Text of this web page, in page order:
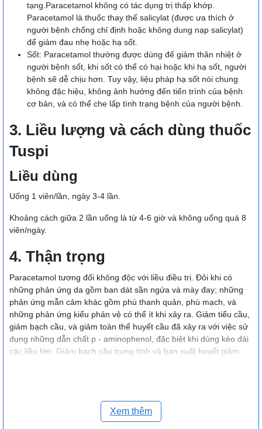
tạng.Paracetamol không có tác dụng trị thấp khớp.
Paracetamol là thuốc thay thế salicylat (được ưa thích ở
người bệnh chống chỉ định hoặc không dung nạp salicylat)
để giảm đau nhẹ hoặc hạ sốt.
Sốt: Paracetamol thường được dùng để giảm thân nhiệt ở
người bệnh sốt, khi sốt có thể có hại hoặc khi hạ sốt, người
bệnh sẽ dễ chịu hơn. Tuy vậy, liệu pháp hạ sốt nói chung
không đặc hiệu, không ảnh hưởng đến tiến trình của bệnh
cơ bản, và có thể che lấp tình trạng bệnh của người bệnh.
3. Liều lượng và cách dùng thuốc
Tuspi
Liều dùng
Uống 1 viên/lần, ngày 3-4 lần.
Khoảng cách giữa 2 lần uống là từ 4-6 giờ và không uống quá 8
viên/ngày.
4. Thận trọng
Paracetamol tương đối không độc với liều điều trị. Ðôi khi có
những phản ứng da gồm ban dát sần ngứa và mày đay; những
phản ứng mẫn cảm khác gồm phù thanh quản, phù mạch, và
những phản ứng kiểu phản vệ có thể ít khi xảy ra. Giảm tiểu cầu,
giảm bạch cầu, và giảm toàn thể huyết cầu đã xảy ra với việc sử
dụng những dẫn chất p - aminophenol, đặc biệt khi dùng kéo dài
các liều lớn. Giảm bạch cầu trung tính và ban xuất huyết giảm
trạng của phenylalanin hydroxylase) và người phải hạn chế lượng
phenylalanin đưa vào cơ thể phải được cảnh báo là một số chế
Xem thêm